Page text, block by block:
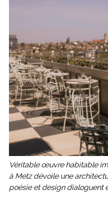
Véritable œuvre habitable
à Metz dévoile une
poésie et design dialoguent